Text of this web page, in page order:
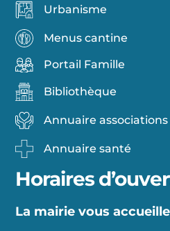
Urbanisme
Menus cantine
Portail Famille
Bibliothèque
Annuaire associations
Annuaire santé
Horaires
La mairie vous accueille